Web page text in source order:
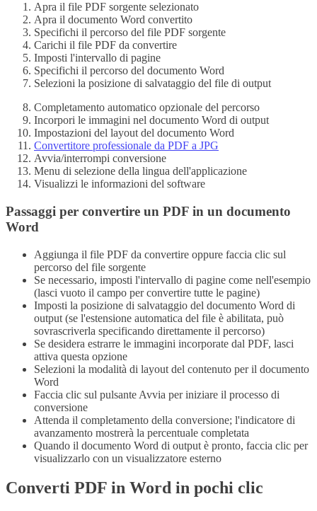
Apra il file PDF sorgente selezionato
Apra il documento Word convertito
Specifichi il percorso del file PDF sorgente
Carichi il file PDF da convertire
Imposti l'intervallo di pagine
Specifichi il percorso del documento Word
Selezioni la posizione di salvataggio del file di output
Completamento automatico opzionale del percorso
Incorpori le immagini nel documento Word di output
Impostazioni del layout del documento Word
Convertitore professionale da PDF a JPG
Avvia/interrompi conversione
Menu di selezione della lingua dell'applicazione
Visualizzi le informazioni del software
Passaggi per convertire un PDF in un documento
Word
Aggiunga il file PDF da convertire oppure faccia clic sul
percorso del file sorgente
Se necessario, imposti l'intervallo di pagine come nell'esempio
(lasci vuoto il campo per convertire tutte le pagine)
Imposti la posizione di salvataggio del documento Word di
output (se l'estensione automatica del file è abilitata, può
sovrascriverla specificando direttamente il percorso)
Se desidera estrarre le immagini incorporate dal PDF, lasci
attiva questa opzione
Selezioni la modalità di layout del contenuto per il documento
Word
Faccia clic sul pulsante Avvia per iniziare il processo di
conversione
Attenda il completamento della conversione; l'indicatore di
avanzamento mostrerà la percentuale completata
Quando il documento Word di output è pronto, faccia clic per
visualizzarlo con un visualizzatore esterno
Converti PDF in Word in pochi clic